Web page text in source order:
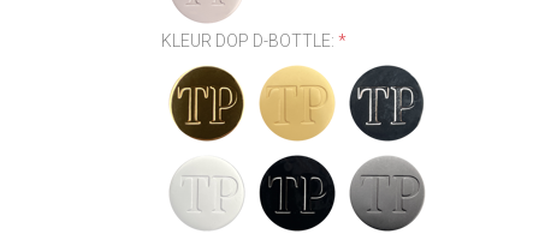
KLEUR DOP D-BOTTLE:*